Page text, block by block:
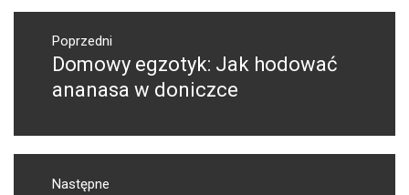
Nawigacja
wpisuPoprzedni
Poprzedni
wpis:
Domowy egzotyk: Jak hodować
ananasa w doniczce
Następne